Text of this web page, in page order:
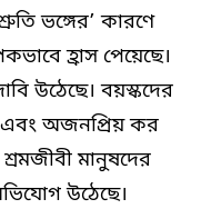
ভঙ্গের’ কারণে
হ্রাস পেয়েছে।
উঠেছে। বয়স্কদের
এবং অজনপ্রিয় কর
শ্রমজীবী মানুষদের
উঠেছে।